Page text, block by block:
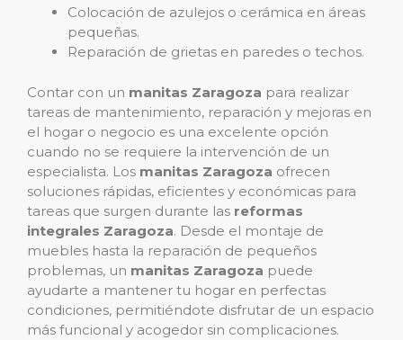
Colocación de azulejos o cerámica en áreas
pequeñas.
Reparación de grietas en paredes o techos.
Contar con un manitas Zaragoza para realizar
tareas de mantenimiento, reparación y mejoras en
el hogar o negocio es una excelente opción
cuando no se requiere la intervención de un
especialista. Los manitas Zaragoza ofrecen
soluciones rápidas, eficientes y económicas para
tareas que surgen durante las reformas
integrales Zaragoza. Desde el montaje de
muebles hasta la reparación de pequeños
problemas, un manitas Zaragoza puede
ayudarte a mantener tu hogar en perfectas
condiciones, permitiéndote disfrutar de un espacio
más funcional y acogedor sin complicaciones.